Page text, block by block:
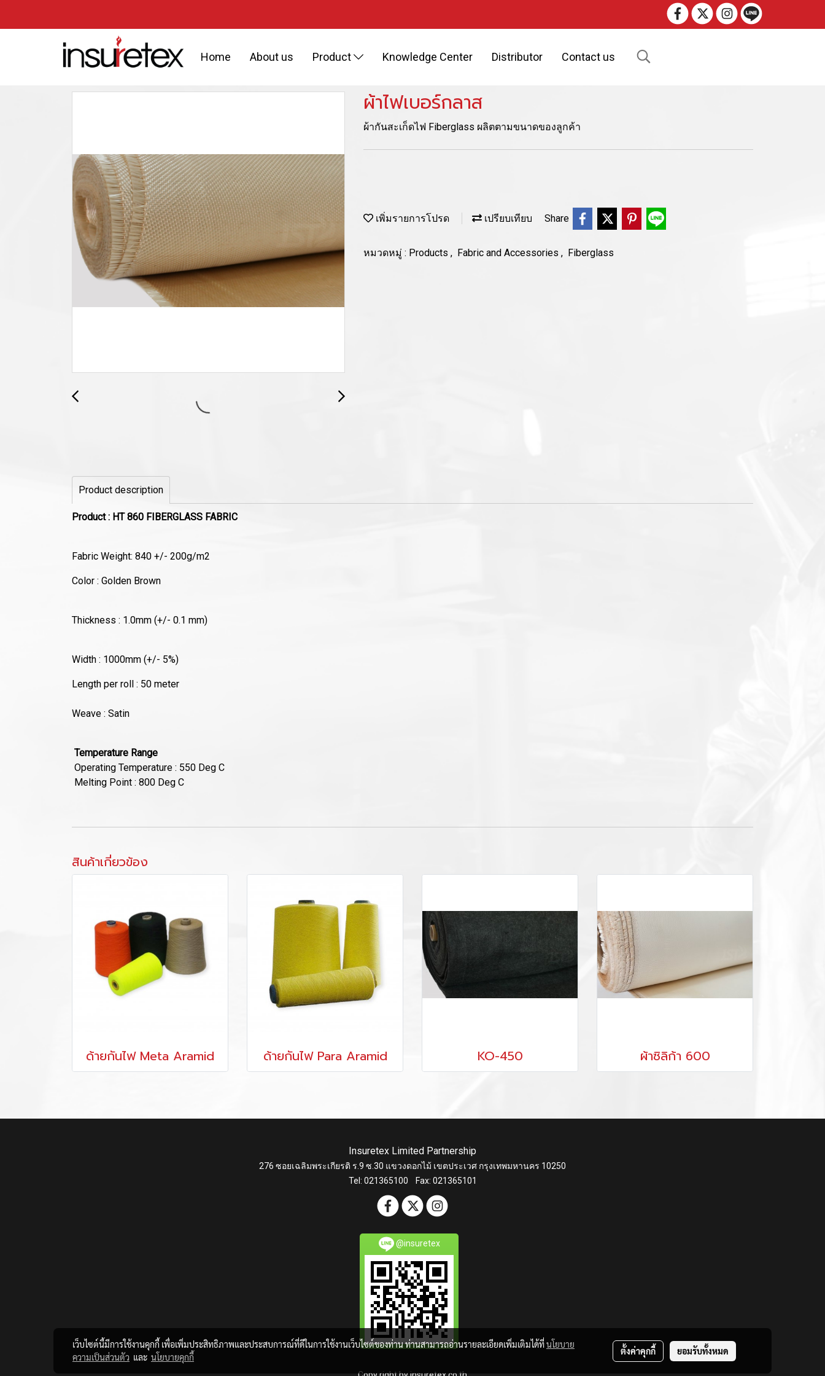
Home About us Product Knowledge Center Distributor Contact us
ผ้าไฟเบอร์กลาส
ผ้ากันสะเก็ดไฟ Fiberglass ผลิตตามขนาดของลูกค้า
เพิ่มรายการโปรด เปรียบเทียบ Share
หมวดหมู่ : Products , Fabric and Accessories , Fiberglass
Product description
Product : HT 860 FIBERGLASS FABRIC
Fabric Weight: 840 +/- 200g/m2
Color : Golden Brown
Thickness : 1.0mm (+/- 0.1 mm)
Width : 1000mm (+/- 5%)
Length per roll : 50 meter
Weave : Satin
Temperature Range
Operating Temperature : 550 Deg C
Melting Point : 800 Deg C
สินค้าเกี่ยวข้อง
ด้ายกันไฟ Meta Aramid ด้ายกันไฟ Para Aramid KO-450 ผ้าซิลิก้า 600
Insuretex Limited Partnership
276 ซอยเฉลิมพระเกียรติ ร.9 ซ.30 แขวงดอกไม้ เขตประเวศ กรุงเทพมหานคร 10250
Tel: 021365100 Fax: 021365101
@insuretex
เว็บไซต์นี้มีการใช้งานคุกกี้ เพื่อเพิ่มประสิทธิภาพและประสบการณ์ที่ดีในการใช้งานเว็บไซต์ของท่าน ท่านสามารถอ่านรายละเอียดเพิ่มเติมได้ที่นโยบาย
ความเป็นส่วนตัว และ นโยบายคุกกี้
ตั้งค่าคุกกี้ ยอมรับทั้งหมด